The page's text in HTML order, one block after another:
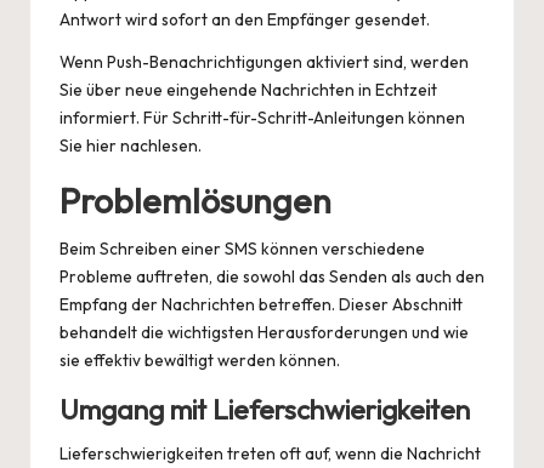
Antwort wird sofort an den Empfänger gesendet.
Wenn Push-Benachrichtigungen aktiviert sind, werden
Sie über neue eingehende Nachrichten in Echtzeit
informiert. Für Schritt-für-Schritt-Anleitungen können
Sie hiernachlesen.
Problemlösungen
Beim Schreiben einer SMS können verschiedene
Probleme auftreten, die sowohl das Senden als auch den
Empfang der Nachrichten betreffen. Dieser Abschnitt
behandelt die wichtigsten Herausforderungen und wie
sie effektiv bewältigt werden können.
Umgang mit Lieferschwierigkeiten
Lieferschwierigkeiten treten oft auf, wenn die Nachricht